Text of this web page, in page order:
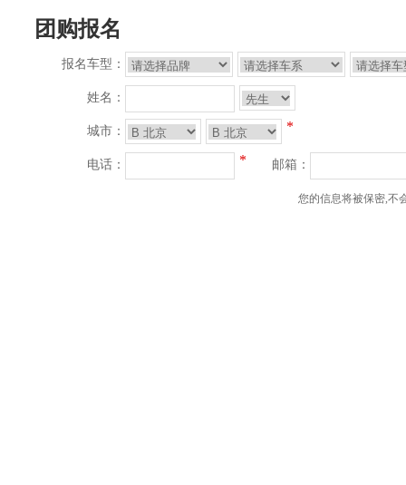
团购报名
报名车型：
姓名：
城市： *
电话： * 邮箱：
您的信息将被保密,不